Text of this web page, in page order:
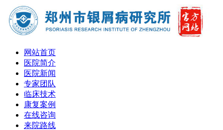
网站首页
医院简介
医院新闻
专家团队
临床技术
康复案例
在线咨询
来院路线